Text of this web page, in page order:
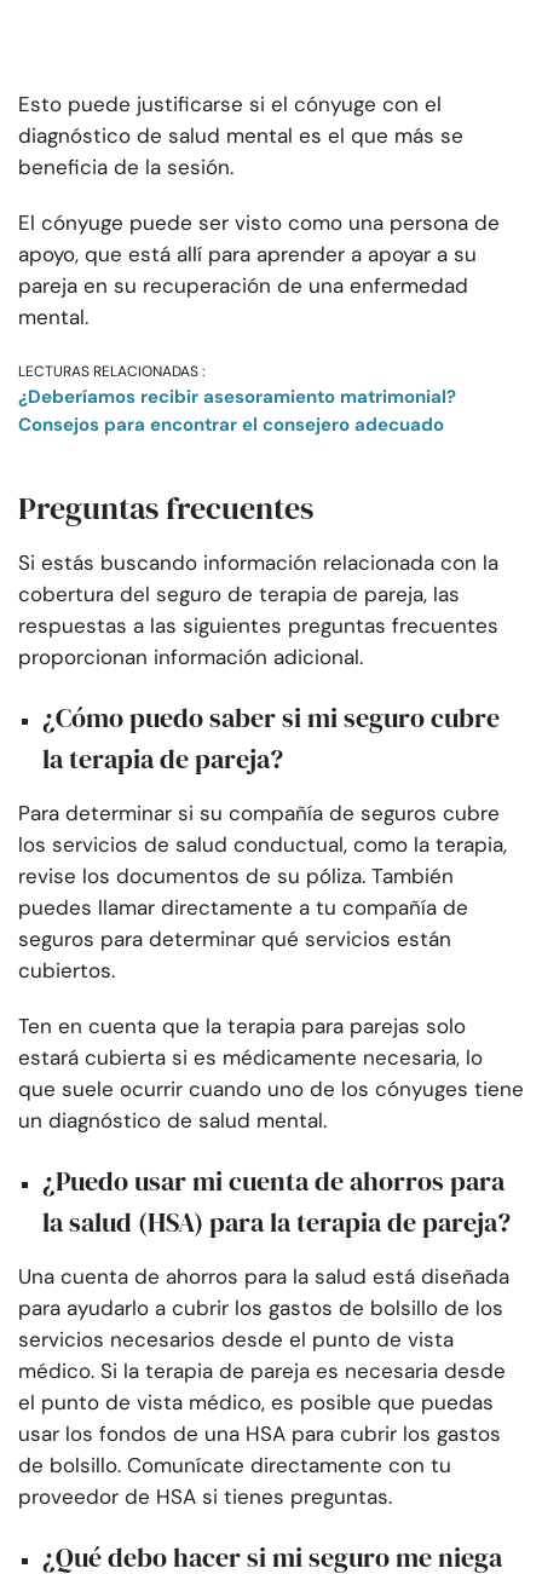
Esto puede justificarse si el cónyuge con el
diagnóstico de salud mental es el que más se
beneficia de la sesión.
El cónyuge puede ser visto como una persona de
apoyo, que está allí para aprender a apoyar a su
pareja en su recuperación de una enfermedad
mental.
LECTURAS RELACIONADAS :
¿Deberíamos recibir asesoramiento matrimonial?
Consejos para encontrar el consejero adecuado
Preguntas frecuentes
Si estás buscando información relacionada con la
cobertura del seguro de terapia de pareja, las
respuestas a las siguientes preguntas frecuentes
proporcionan información adicional.
¿Cómo puedo saber si mi seguro cubre
la terapia de pareja?
Para determinar si su compañía de seguros cubre
los servicios de salud conductual, como la terapia,
revise los documentos de su póliza. También
puedes llamar directamente a tu compañía de
seguros para determinar qué servicios están
cubiertos.
Ten en cuenta que la terapia para parejas solo
estará cubierta si es médicamente necesaria, lo
que suele ocurrir cuando uno de los cónyuges tiene
un diagnóstico de salud mental.
¿Puedo usar mi cuenta de ahorros para
la salud (HSA) para la terapia de pareja?
Una cuenta de ahorros para la salud está diseñada
para ayudarlo a cubrir los gastos de bolsillo de los
servicios necesarios desde el punto de vista
médico. Si la terapia de pareja es necesaria desde
el punto de vista médico, es posible que puedas
usar los fondos de una HSA para cubrir los gastos
de bolsillo. Comunícate directamente con tu
proveedor de HSA si tienes preguntas.
¿Qué debo hacer si mi seguro me niega